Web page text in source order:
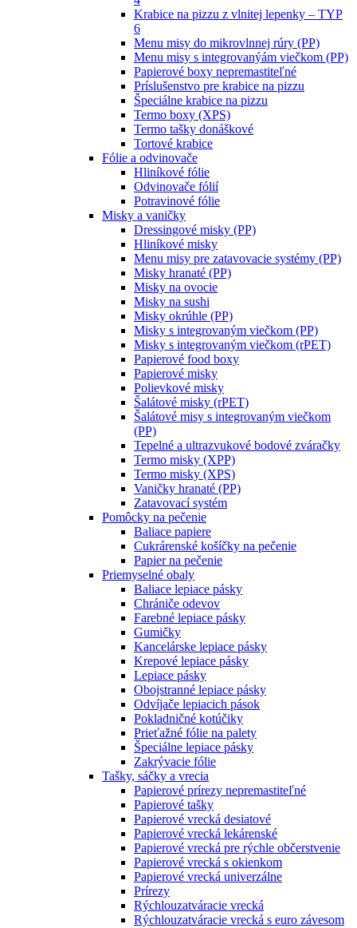
Krabice na pizzu z vlnitej lepenky – TYP
6
Menu misy do mikrovlnnej rúry (PP)
Menu misy s integrovanýám viečkom (PP)
Papierové boxy nepremastiteľné
Príslušenstvo pre krabice na pizzu
Špeciálne krabice na pizzu
Termo boxy (XPS)
Termo tašky donáškové
Tortové krabice
Fólie a odvinovače
Hliníkové fólie
Odvinovače fólií
Potravinové fólie
Misky a vaničky
Dressingové misky (PP)
Hliníkové misky
Menu misy pre zatavovacie systémy (PP)
Misky hranaté (PP)
Misky na ovocie
Misky na sushi
Misky okrúhle (PP)
Misky s integrovaným viečkom (PP)
Misky s integrovaným viečkom (rPET)
Papierové food boxy
Papierové misky
Polievkové misky
Šalátové misky (rPET)
Šalátové misy s integrovaným viečkom
(PP)
Tepelné a ultrazvukové bodové zváračky
Termo misky (XPP)
Termo misky (XPS)
Vaničky hranaté (PP)
Zatavovací systém
Pomôcky na pečenie
Baliace papiere
Cukrárenské košíčky na pečenie
Papier na pečenie
Priemyselné obaly
Baliace lepiace pásky
Chrániče odevov
Farebné lepiace pásky
Gumičky
Kancelárske lepiace pásky
Krepové lepiace pásky
Lepiace pásky
Obojstranné lepiace pásky
Odvíjače lepiacich pások
Pokladničné kotúčiky
Prieťažné fólie na palety
Špeciálne lepiace pásky
Zakrývacie fólie
Tašky, sáčky a vrecia
Papierové prírezy nepremastiteľné
Papierové tašky
Papierové vrecká desiatové
Papierové vrecká lekárenské
Papierové vrecká pre rýchle občerstvenie
Papierové vrecká s okienkom
Papierové vrecká univerzálne
Prírezy
Rýchlouzatváracie vrecká
Rýchlouzatváracie vrecká s euro závesom